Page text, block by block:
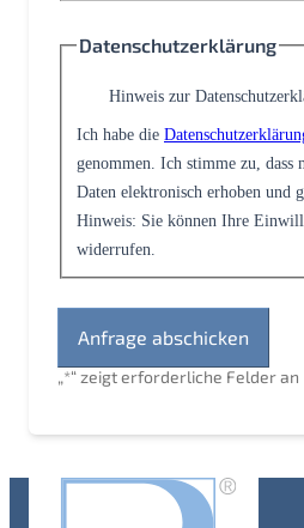
„*“ zeigt erforderliche Felder an
Datenschutzerklärung
Hinweis zur
Ich habe die
genommen. Ich stimme zu, dass
Daten elektronisch erhoben und
Hinweis: Sie können Ihre
widerrufen.